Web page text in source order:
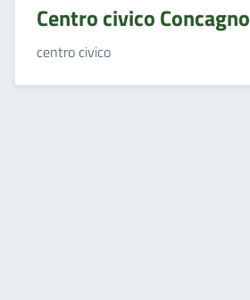
Centro civico Concagno
centro civico